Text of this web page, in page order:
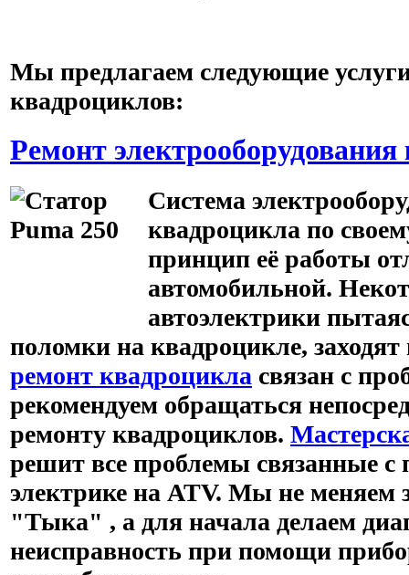
Мы предлагаем следующие
квадроциклов:
Ремонт
Система
квадроцикла по
принцип её работы
автомобильной.
автоэлектрики
поломки на квадроцикле,
ремонт квадроцикла связан с
рекомендуем обращаться
ремонту квадроциклов.
решит все проблемы связанные с
электрике на ATV. Мы не меняем
"Тыка" , а для начала делаем
неисправность при помощи